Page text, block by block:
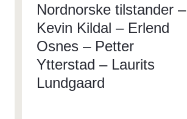
Nordnorske tilstander –
Kevin Kildal – Erlend
Osnes – Petter
Ytterstad – Laurits
Lundgaard